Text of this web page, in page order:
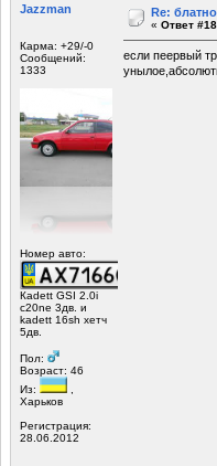
Jazzman
Карма: +29/-0
Сообщений:
1333
Номер авто:
Каdett GSI 2.0i
c20ne 3дв. и
kadett 16sh хетч
5дв.
Пол:
Возраст: 46
Из:
,
Харьков
Регистрация:
28.06.2012
Re:
« Ответ
если пеервый